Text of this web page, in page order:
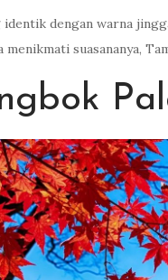
identik dengan warna
suasananya,